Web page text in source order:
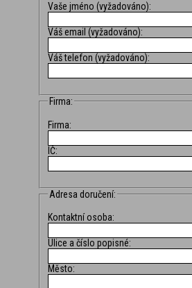
Vaše jméno (vyžadováno):
Váš email (vyžadováno):
Váš telefon (vyžadováno):
Firma:
Firma:
IČ:
Adresa doručení:
Kontaktní osoba:
Ulice a číslo popisné:
Město: